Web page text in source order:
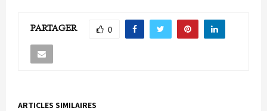
PARTAGER 0
ARTICLES SIMILAIRES